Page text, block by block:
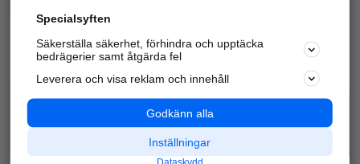
Alla kategorier
Populära sökningar
API & Kartor
Annonsera
Integritet
Nödnummer
Specialsyften
Säkerställa säkerhet, förhindra och upptäcka
bedrägerier samt åtgärda fel
Leverera och visa reklam och innehåll
Godkänn alla
Inställningar
Dataskydd